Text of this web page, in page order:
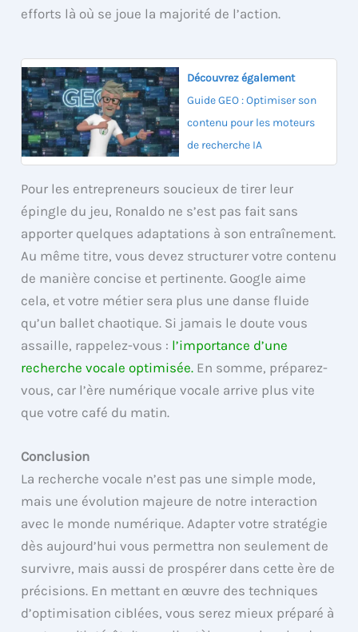
efforts là où se joue la majorité de l’action.
Découvrez également
Guide GEO : Optimiser son
contenu pour les moteurs
de recherche IA
Pour les entrepreneurs soucieux de tirer leur
épingle du jeu, Ronaldo ne s’est pas fait sans
apporter quelques adaptations à son entraînement.
Au même titre, vous devez structurer votre contenu
de manière concise et pertinente. Google aime
cela, et votre métier sera plus une danse fluide
qu’un ballet chaotique. Si jamais le doute vous
assaille, rappelez-vous : l’importance d’une
recherche vocale optimisée. En somme, préparez-
vous, car l’ère numérique vocale arrive plus vite
que votre café du matin.
Conclusion
La recherche vocale n’est pas une simple mode,
mais une évolution majeure de notre interaction
avec le monde numérique. Adapter votre stratégie
dès aujourd’hui vous permettra non seulement de
survivre, mais aussi de prospérer dans cette ère de
précisions. En mettant en œuvre des techniques
d’optimisation ciblées, vous serez mieux préparé à